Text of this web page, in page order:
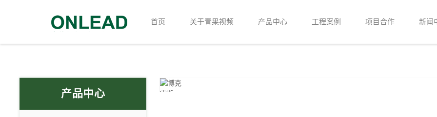
首页 关于青果视频 产品中心 工程案例 项目合作 新闻
产品中心